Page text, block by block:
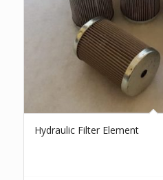
Hydraulic Filter Element